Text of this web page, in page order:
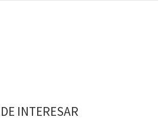
INTERESAR